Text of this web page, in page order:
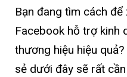
Bạn đang tìm cách
Facebook hỗ trợ kinh
thương hiệu hiệu
sẻ dưới đây sẽ rất